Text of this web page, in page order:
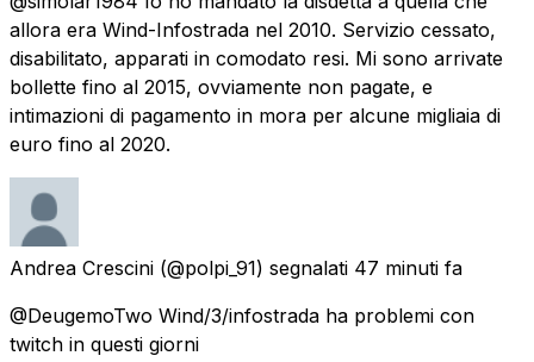
allora era Wind-Infostrada nel 2010. Servizio cessato,
disabilitato, apparati in comodato resi. Mi sono arrivate
bollette fino al 2015, ovviamente non pagate, e
intimazioni di pagamento in mora per alcune migliaia di
euro fino al 2020.
Andrea Crescini (@polpi_91) segnalati 47 minuti fa
@DeugemoTwo Wind/3/infostrada ha problemi con
twitch in questi giorni